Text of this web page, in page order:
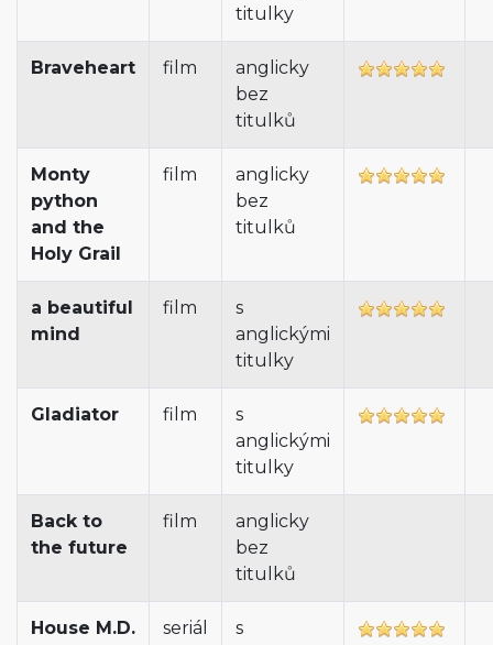
titulky
Braveheart film
anglicky
bez
titulků
Monty
python
and the
Holy Grail
film
anglicky
bez
titulků
a beautiful
mind
film
s
anglickými
titulky
Gladiator film
s
anglickými
titulky
Back to
the future
film
anglicky
bez
titulků
House M.D. seriál
s